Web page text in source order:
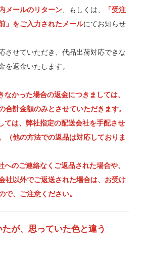
メールのリターン 、もしくは、
「受注
」をご入力されたメールにてお知らせ
させていただき、代品出荷対応できな
を返金いたします。
かった場合の返金につきましては、
合計金額のみとさせていただきます。
ては、弊社指定の配送会社を手配させ
（他の方法での返品は対応しておりま
のご連絡なくご返品された場合や、
社以外でご返送された場合は、お受け
で、ご注意ください。
が、思っていた色と違う